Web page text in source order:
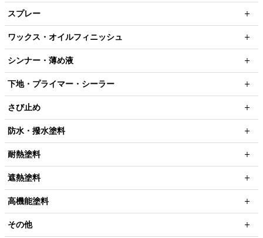
スプレー
ワックス・オイルフィニッシュ
シンナー・薄め液
下地・プライマー・シーラー
さび止め
防水・撥水塗料
耐熱塗料
遮熱塗料
高機能塗料
その他